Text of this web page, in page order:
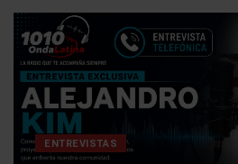
ENTREVISTAS